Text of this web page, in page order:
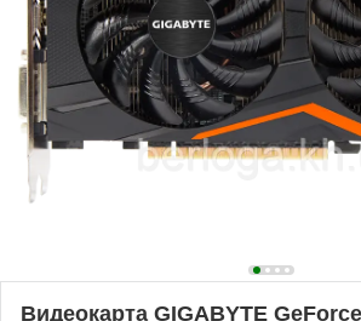
Видеокарта GIGABYTE